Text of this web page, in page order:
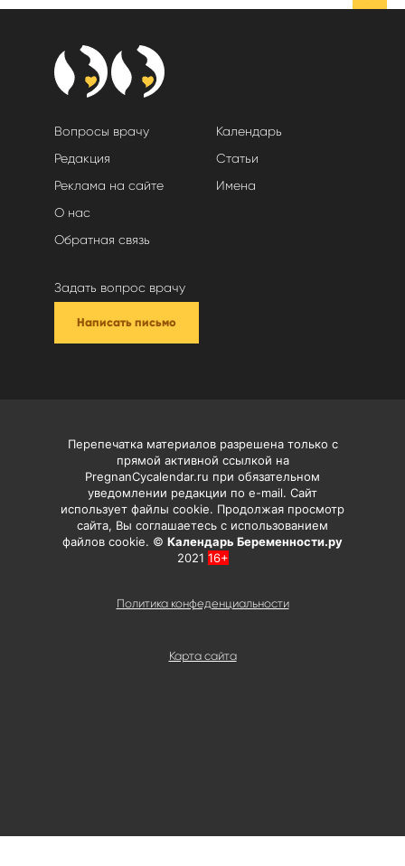
Вопросы врачу
Редакция
Реклама на сайте
О нас
Обратная связь
Календарь
Статьи
Имена
Задать вопрос врачу
Написать письмо
Карта сайта
Перепечатка материалов разрешена только с
прямой активной ссылкой на
PregnanCycalendar.ru при обязательном
уведомлении редакции по e-mail. Сайт
использует файлы cookie. Продолжая просмотр
сайта, Вы соглашаетесь с использованием
файлов cookie. © Календарь Беременности.ру
2021 16+
Политика конфеденциальности